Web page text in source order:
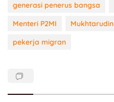
generasi penerus bangsa
Menteri P2MI
Mukhtarudin
pekerja migran